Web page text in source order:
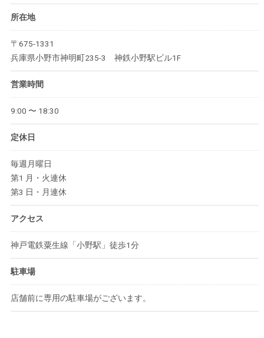
所在地
〒675-1331
兵庫県小野市神明町235-3 神鉄小野駅ビル1F
営業時間
9:00 〜 18:30
定休日
毎週月曜日
第1 月・火連休
第3 日・月連休
アクセス
神戸電鉄粟生線「小野駅」徒歩1分
駐車場
店舗前に専用の駐車場がございます。